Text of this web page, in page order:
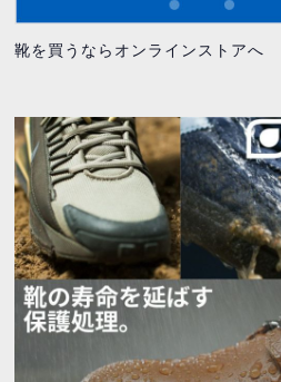
靴を買うならオンラインストアへ